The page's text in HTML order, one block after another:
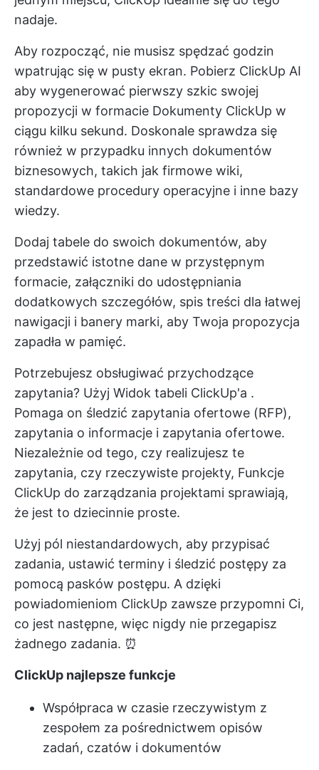
nadaje.
Aby rozpocząć, nie musisz spędzać godzin
wpatrując się w pusty ekran. Pobierz ClickUp AI
aby wygenerować pierwszy szkic swojej
propozycji w formacie Dokumenty ClickUp w
ciągu kilku sekund. Doskonale sprawdza się
również w przypadku innych dokumentów
biznesowych, takich jak firmowe wiki,
standardowe procedury operacyjne i inne bazy
wiedzy.
Dodaj tabele do swoich dokumentów, aby
przedstawić istotne dane w przystępnym
formacie, załączniki do udostępniania
dodatkowych szczegółów, spis treści dla łatwej
nawigacji i banery marki, aby Twoja propozycja
zapadła w pamięć.
Potrzebujesz obsługiwać przychodzące
zapytania? Użyj Widok tabeli ClickUp'a .
Pomaga on śledzić zapytania ofertowe (RFP),
zapytania o informacje i zapytania ofertowe.
Niezależnie od tego, czy realizujesz te
zapytania, czy rzeczywiste projekty, Funkcje
ClickUp do zarządzania projektami sprawiają,
że jest to dziecinnie proste.
Użyj pól niestandardowych, aby przypisać
zadania, ustawić terminy i śledzić postępy za
pomocą pasków postępu. A dzięki
powiadomieniom ClickUp zawsze przypomni Ci,
co jest następne, więc nigdy nie przegapisz
żadnego zadania. ⏰
ClickUp najlepsze funkcje
Współpraca w czasie rzeczywistym z
zespołem za pośrednictwem opisów
zadań, czatów i dokumentów